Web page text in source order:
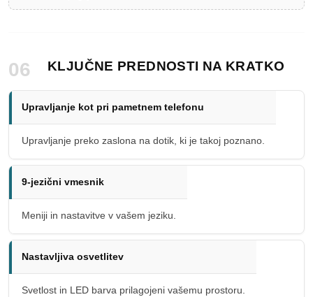
06 KLJUČNE PREDNOSTI NA KRATKO
Upravljanje kot pri pametnem telefonu
Upravljanje preko zaslona na dotik, ki je takoj poznano.
9-jezični vmesnik
Meniji in nastavitve v vašem jeziku.
Nastavljiva osvetlitev
Svetlost in LED barva prilagojeni vašemu prostoru.